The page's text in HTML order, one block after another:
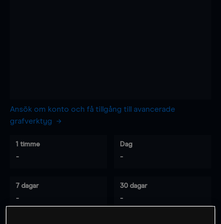
Ansök om konto och få tillgång till avancerade
grafverktyg
1 timme
-
Dag
-
7 dagar
-
30 dagar
-